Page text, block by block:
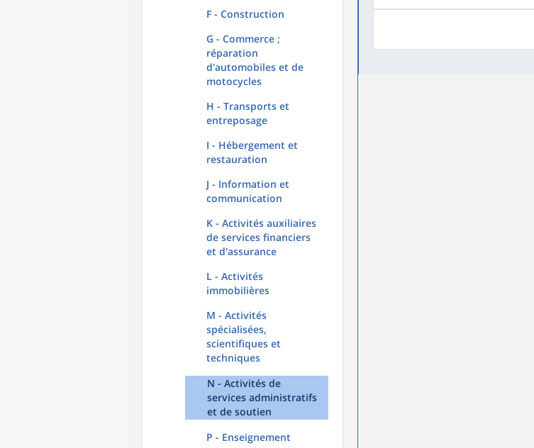
F - Construction
G - Commerce ;
réparation
d'automobiles et de
motocycles
H - Transports et
entreposage
I - Hébergement et
restauration
J - Information et
communication
K - Activités auxiliaires
de services financiers
et d'assurance
L - Activités
immobilières
M - Activités
spécialisées,
scientifiques et
techniques
N - Activités de
services administratifs
et de soutien
P - Enseignement